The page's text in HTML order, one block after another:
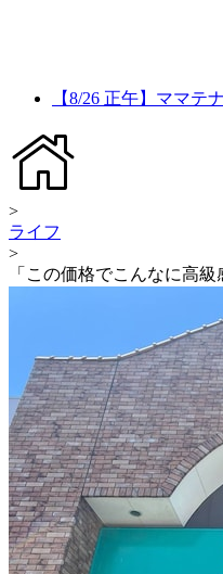
【8/26 正午】ママテ
>
ライフ
>
「この価格でこんなに高